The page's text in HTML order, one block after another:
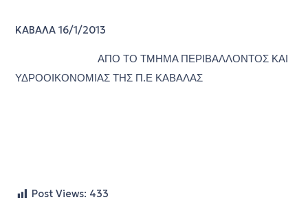
ΚΑΒΑΛΑ 16/1/2013
ΑΠΟ ΤΟ ΤΜΗΜΑ ΠΕΡΙΒΑΛΛΟΝΤΟΣ ΚΑΙ
ΥΔΡΟΟΙΚΟΝΟΜΙΑΣ ΤΗΣ Π.Ε ΚΑΒΑΛΑΣ
Post Views: 433